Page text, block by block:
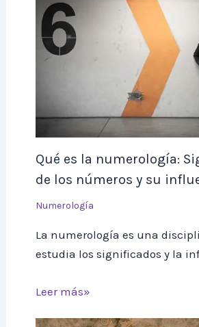
Qué es la numerología:
de los números y su
Numerología
La numerología es una
estudia los significados y la
Leer más»